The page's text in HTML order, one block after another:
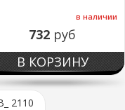
в наличии
732 руб
В КОРЗИНУ
2110